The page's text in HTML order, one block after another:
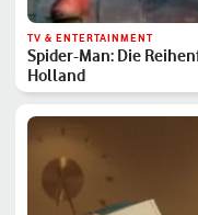
TV & ENTERTAINMENT
Spider-Man: Die
Holland